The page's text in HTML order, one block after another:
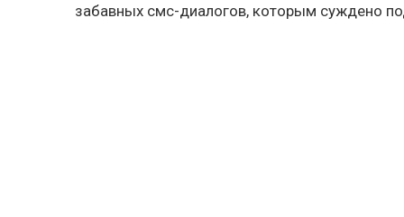
забавных смс-диалогов, которым суждено